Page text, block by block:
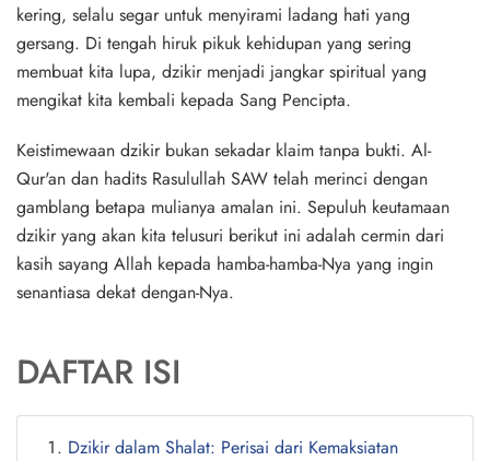
kering, selalu segar untuk menyirami ladang hati yang
gersang. Di tengah hiruk pikuk kehidupan yang sering
membuat kita lupa, dzikir menjadi jangkar spiritual yang
mengikat kita kembali kepada Sang Pencipta.
Keistimewaan dzikir bukan sekadar klaim tanpa bukti. Al-
Qur'an dan hadits Rasulullah SAW telah merinci dengan
gamblang betapa mulianya amalan ini. Sepuluh keutamaan
dzikir yang akan kita telusuri berikut ini adalah cermin dari
kasih sayang Allah kepada hamba-hamba-Nya yang ingin
senantiasa dekat dengan-Nya.
DAFTAR ISI
Dzikir dalam Shalat: Perisai dari Kemaksiatan